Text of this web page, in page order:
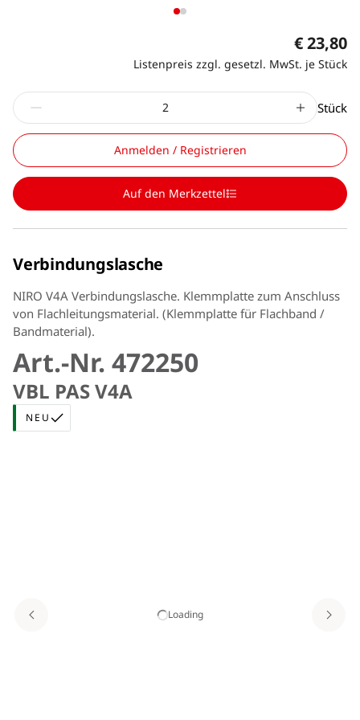
€ 23,80
Listenpreis zzgl. gesetzl. MwSt. je Stück
Stück
Anmelden / Registrieren
Auf den Merkzettel
Verbindungslasche
NIRO V4A Verbindungslasche. Klemmplatte zum Anschluss
von Flachleitungsmaterial. (Klemmplatte für Flachband /
Bandmaterial).
Art.-Nr. 472250
VBL PAS V4A
NEU
Loading